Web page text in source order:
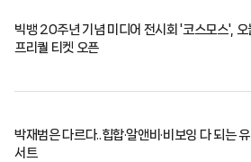
빅뱅 20주년 기념 미디어 전시회 '코스모스',
프리퀄 티켓 오픈
박재범은 다르다..힙합·알앤비·비보잉 다 되는
서트